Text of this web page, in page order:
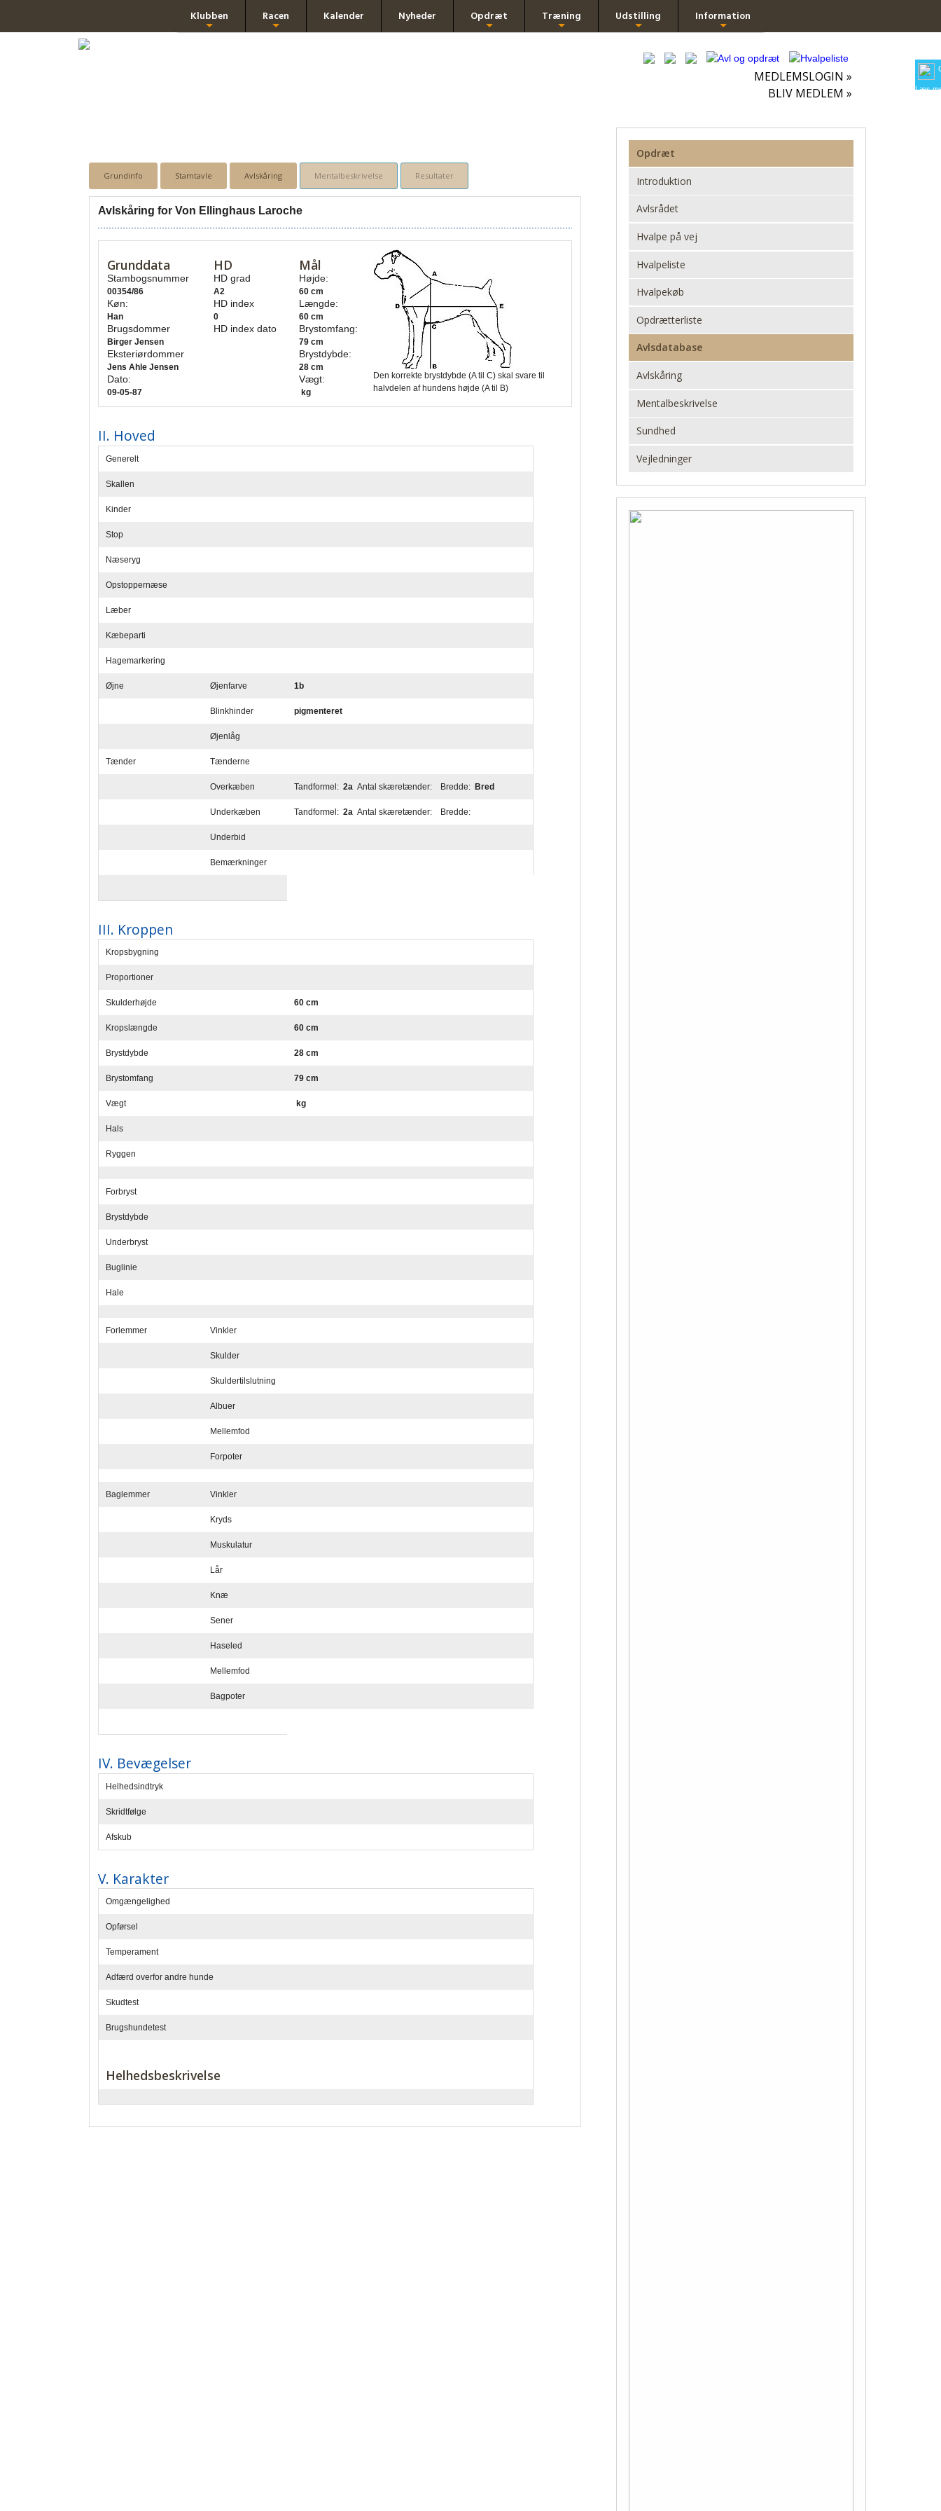
Læs
Klubben Racen Kalender Nyheder Opdræt Træning Udstilling Information
MEDLEMSLOGIN »
BLIV MEDLEM »
Grundinfo Stamtavle Avlskåring Mentalbeskrivelse Resultater
Avlskåring for Von Ellinghaus Laroche
Grunddata
Stambogsnummer
00354/86
Køn:
Han
Brugsdommer
Birger Jensen
Eksteriørdommer
Jens Ahle Jensen
Dato:
09-05-87
HD
HD grad
A2
HD index
0
HD index dato
Mål
Højde:
60 cm
Længde:
60 cm
Brystomfang:
79 cm
Brystdybde:
28 cm
Vægt:
kg
Den korrekte brystdybde (A til C) skal svare til
halvdelen af hundens højde (A til B)
II. Hoved
Generelt
Skallen
Kinder
Stop
Næseryg
Opstoppernæse
Læber
Kæbeparti
Hagemarkering
Øjne Øjenfarve 1b
Blinkhinder pigmenteret
Øjenlåg
Tænder Tænderne
Overkæben Tandformel: 2a Antal skæretænder: Bredde: Bred
Underkæben Tandformel: 2a Antal skæretænder: Bredde:
Underbid
Bemærkninger
III. Kroppen
Kropsbygning
Proportioner
Skulderhøjde 60 cm
Kropslængde 60 cm
Brystdybde 28 cm
Brystomfang 79 cm
Vægt kg
Hals
Ryggen
Forbryst
Brystdybde
Underbryst
Buglinie
Hale
Forlemmer Vinkler
Skulder
Skuldertilslutning
Albuer
Mellemfod
Forpoter
Baglemmer Vinkler
Kryds
Muskulatur
Lår
Knæ
Sener
Haseled
Mellemfod
Bagpoter
IV. Bevægelser
Helhedsindtryk
Skridtfølge
Afskub
V. Karakter
Omgængelighed
Opførsel
Temperament
Adfærd overfor andre hunde
Skudtest
Brugshundetest
Helhedsbeskrivelse
Opdræt
Introduktion
Avlsrådet
Hvalpe på vej
Hvalpeliste
Hvalpekøb
Opdrætterliste
Avlsdatabase
Avlskåring
Mentalbeskrivelse
Sundhed
Vejledninger